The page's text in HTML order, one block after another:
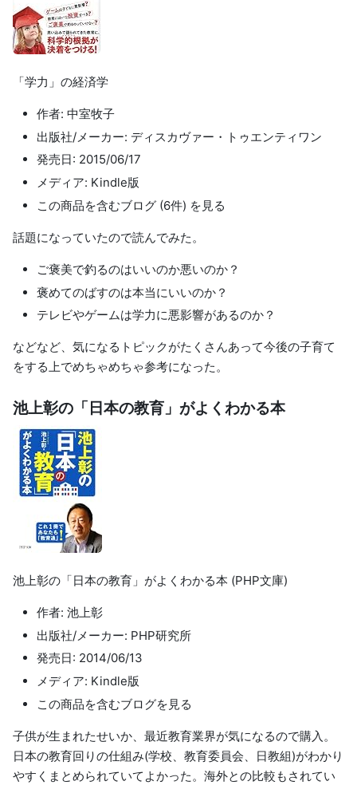
「学力」の経済学
作者: 中室牧子
出版社/メーカー: ディスカヴァー・トゥエンティワン
発売日: 2015/06/17
メディア: Kindle版
この商品を含むブログ (6件) を見る
話題になっていたので読んでみた。
ご褒美で釣るのはいいのか悪いのか？
褒めてのばすのは本当にいいのか？
テレビやゲームは学力に悪影響があるのか？
などなど、気になるトピックがたくさんあって今後の子育て
をする上でめちゃめちゃ参考になった。
池上彰の「日本の教育」がよくわかる本
池上彰の「日本の教育」がよくわかる本 (PHP文庫)
作者: 池上彰
出版社/メーカー: PHP研究所
発売日: 2014/06/13
メディア: Kindle版
この商品を含むブログを見る
子供が生まれたせいか、最近教育業界が気になるので購入。
日本の教育回りの仕組み(学校、教育委員会、日教組)がわかり
やすくまとめられていてよかった。海外との比較もされてい